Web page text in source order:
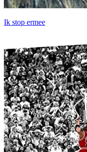
Ik stop ermee